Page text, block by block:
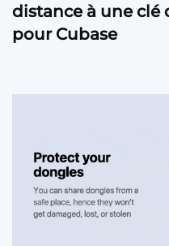
distance à une clé
pour Cubase